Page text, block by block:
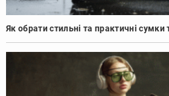
Як обрати стильні та практичні сумки